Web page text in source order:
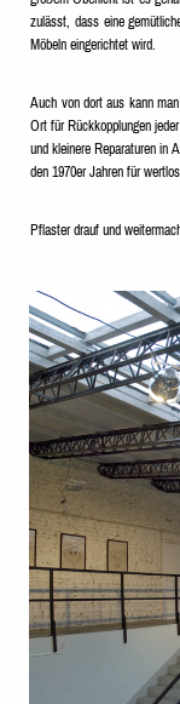
zulässt, dass eine
Möbeln eingerichtet wird.
Auch von dort aus kann man
Ort für Rückkopplungen jeder
und kleinere Reparaturen in A
den 1970er Jahren für
Pflaster drauf und weitermac